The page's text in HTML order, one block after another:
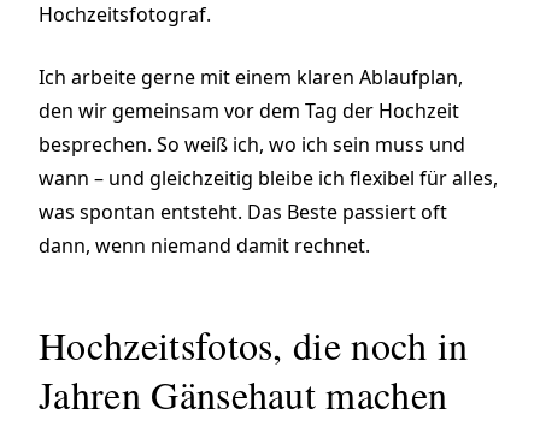
Hochzeitsfotograf.
Ich arbeite gerne mit einem klaren Ablaufplan,
den wir gemeinsam vor dem Tag der Hochzeit
besprechen. So weiß ich, wo ich sein muss und
wann – und gleichzeitig bleibe ich flexibel für alles,
was spontan entsteht. Das Beste passiert oft
dann, wenn niemand damit rechnet.
Hochzeitsfotos, die noch in
Jahren Gänsehaut machen